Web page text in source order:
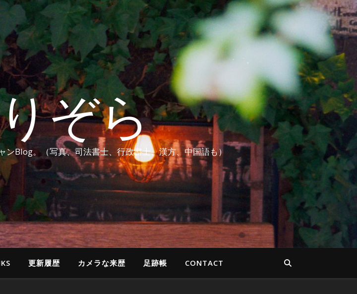
ぞら
Blog。（写真、司法書士、行政書士、漢方、中国語も）
更新履歴 カメラな来歴 足跡帳 CONTACT